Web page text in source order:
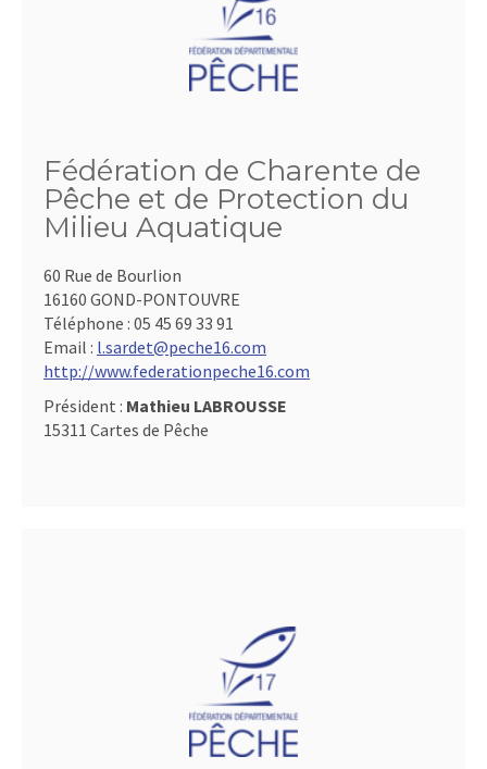
Fédération de Charente de
Pêche et de Protection du
Milieu Aquatique
60 Rue de Bourlion
16160 GOND-PONTOUVRE
Téléphone : 05 45 69 33 91
Email : l.sardet@peche16.com
http://www.federationpeche16.com
Président : Mathieu LABROUSSE
15311 Cartes de Pêche